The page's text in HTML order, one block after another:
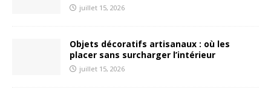
juillet 15, 2026
Objets décoratifs artisanaux : où les
placer sans surcharger l’intérieur
juillet 15, 2026